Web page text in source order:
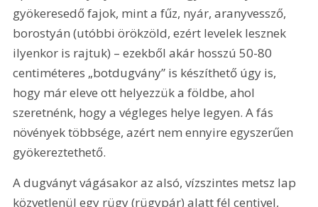
gyökeresedő fajok, mint a fűz, nyár, aranyvessző,
borostyán (utóbbi örökzöld, ezért levelek lesznek
ilyenkor is rajtuk) – ezekből akár hosszú 50-80
centiméteres „botdugvány” is készíthető úgy is,
hogy már eleve ott helyezzük a földbe, ahol
szeretnénk, hogy a végleges helye legyen. A fás
növények többsége, azért nem ennyire egyszerűen
gyökereztethető.
A dugványt vágásakor az alsó, vízszintes metsz lap
közvetlenül egy rügy (rügypár) alatt fél centivel,